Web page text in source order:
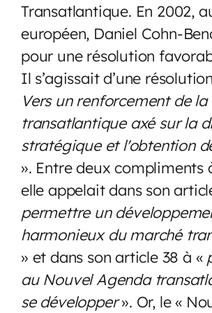
Transatlantique. En 2002,
européen, Daniel Cohn-
pour une résolution
Il s’agissait d’une
Vers un renforcement de
transatlantique axé sur la
stratégique et l'obtention
». Entre deux compliments
elle appelait dans son
permettre un
harmonieux du marché
» et dans son article 38 à «
au Nouvel Agenda
se développer». Or, le «